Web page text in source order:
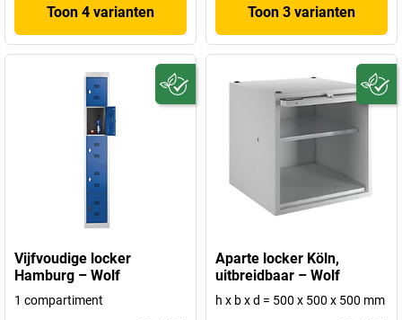
Toon 4 varianten Toon 3 varianten
Vijfvoudige locker
Hamburg – Wolf
1 compartiment
Aparte locker Köln,
uitbreidbaar – Wolf
h x b x d = 500 x 500 x 500 mm